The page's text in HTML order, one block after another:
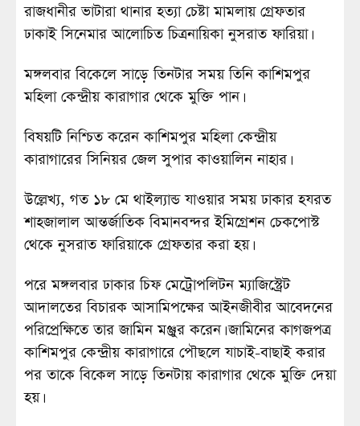
রাজধানীর ভাটারা থানার হত্যা চেষ্টা মামলায় গ্রেফতার
ঢাকাই সিনেমার আলোচিত চিত্রনায়িকা নুসরাত ফারিয়া।
মঙ্গলবার বিকেলে সাড়ে তিনটার সময় তিনি কাশিমপুর
মহিলা কেন্দ্রীয় কারাগার থেকে মুক্তি পান।
বিষয়টি নিশ্চিত করেন কাশিমপুর মহিলা কেন্দ্রীয়
কারাগারের সিনিয়র জেল সুপার কাওয়ালিন নাহার।
উল্লেখ্য, গত ১৮ মে থাইল্যান্ড যাওয়ার সময় ঢাকার হযরত
শাহজালাল আন্তর্জাতিক বিমানবন্দর ইমিগ্রেশন চেকপোস্ট
থেকে নুসরাত ফারিয়াকে গ্রেফতার করা হয়।
পরে মঙ্গলবার ঢাকার চিফ মেট্রোপলিটন ম্যাজিস্ট্রেট
আদালতের বিচারক আসামিপক্ষের আইনজীবীর আবেদনের
পরিপ্রেক্ষিতে তার জামিন মঞ্জুর করেন। জামিনের কাগজপত্র
কাশিমপুর কেন্দ্রীয় কারাগারে পৌছলে যাচাই-বাছাই করার
পর তাকে বিকেল সাড়ে তিনটায় কারাগার থেকে মুক্তি দেয়া
হয়।